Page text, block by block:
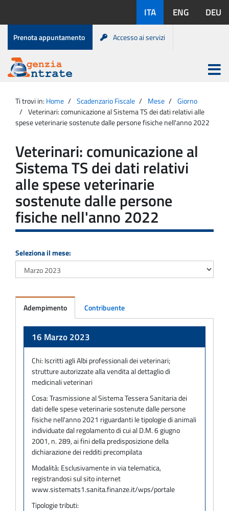
contenuto
disponibili:
ITA ENG DEU
Menu
di
servizio
Prenota appuntamento Accesso ai servizi
Agenzia
Entrate
Apri
menu
principale
Ti trovi in: Home Scadenzario Fiscale Mese
Giorno
Veterinari: comunicazione al Sistema TS dei dati relativi alle
spese veterinarie sostenute dalle persone fisiche nell'anno 2022
Veterinari: comunicazione al
Sistema TS dei dati relativi
alle spese veterinarie
sostenute dalle persone
fisiche nell'anno 2022
Seleziona il mese:
Adempimento Contribuente
16 Marzo 2023
Chi: Iscritti agli Albi professionali dei veterinari;
strutture autorizzate alla vendita al dettaglio di
medicinali veterinari
Cosa:Trasmissione al Sistema Tessera Sanitaria dei
dati delle spese veterinarie sostenute dalle persone
fisiche nell'anno 2021 riguardanti le tipologie di animali
individuate dal regolamento di cui al D.M. 6 giugno
2001, n. 289, ai fini della predisposizione della
dichiarazione dei redditi precompilata
Modalità: Esclusivamente in via telematica,
registrandosi sul sito internet
www.sistemats1.sanita.finanze.it/wps/portale
Tipologie tributi: